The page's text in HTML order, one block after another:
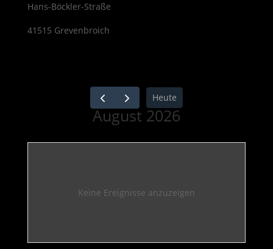
Hans-Böckler-Straße
41515 Grevenbroich
Heute
August 2026
Keine Ereignisse anzuzeigen